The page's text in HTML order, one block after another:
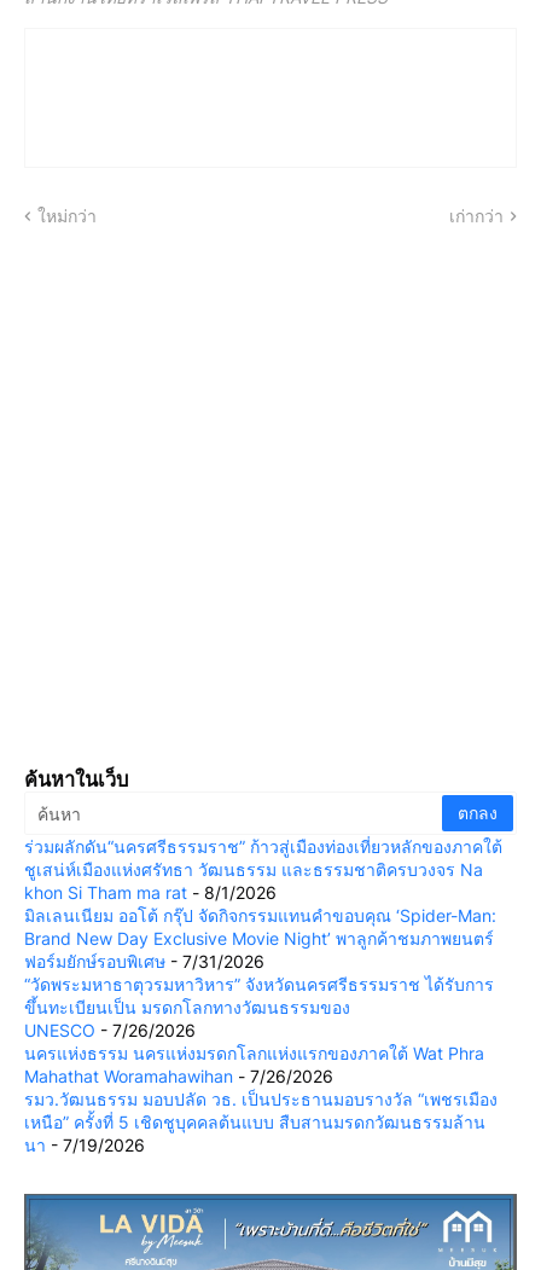
ใหม่กว่า เก่ากว่า
ค้นหาในเว็บ
ร่วมผลักดัน“นครศรีธรรมราช” ก้าวสู่เมืองท่องเที่ยวหลักของภาคใต้
ชูเสน่ห์เมืองแห่งศรัทธา วัฒนธรรม และธรรมชาติครบวงจร Na
khon Si Tham ma rat - 8/1/2026
มิลเลนเนียม ออโต้ กรุ๊ป จัดกิจกรรมแทนคำขอบคุณ ‘Spider-Man:
Brand New Day Exclusive Movie Night’ พาลูกค้าชมภาพยนตร์
ฟอร์มยักษ์รอบพิเศษ - 7/31/2026
“วัดพระมหาธาตุวรมหาวิหาร” จังหวัดนครศรีธรรมราช ได้รับการ
ขึ้นทะเบียนเป็น มรดกโลกทางวัฒนธรรมของ
UNESCO - 7/26/2026
นครแห่งธรรม นครแห่งมรดกโลกแห่งแรกของภาคใต้ Wat Phra
Mahathat Woramahawihan - 7/26/2026
รมว.วัฒนธรรม มอบปลัด วธ. เป็นประธานมอบรางวัล “เพชรเมือง
เหนือ” ครั้งที่ 5 เชิดชูบุคคลต้นแบบ สืบสานมรดกวัฒนธรรมล้าน
นา - 7/19/2026